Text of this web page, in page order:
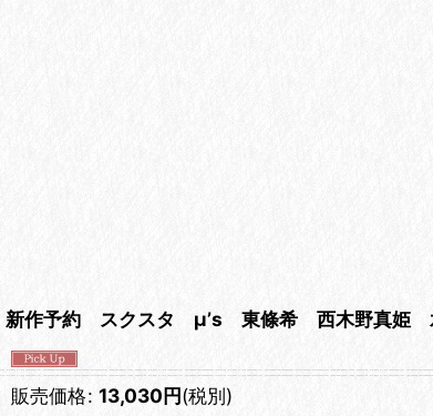
新作予約 スクスタ μ’s 東條希 西木野真姫
販売価格: 13,030円(税別)